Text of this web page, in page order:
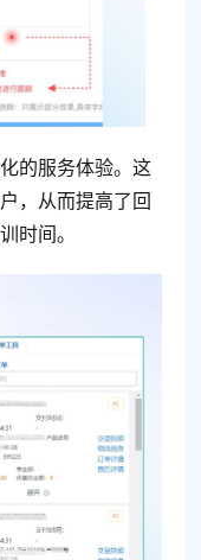
的服务体验。这
，从而提高了回
时间。